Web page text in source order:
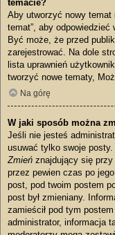
temacie?
Aby utworzyć nowy temat
temat”, aby odpowiedzieć
Być może, że przed
zarejestrować. Na dole
lista uprawnień
tworzyć nowe tematy,
Na górę
W jaki sposób można
Jeśli nie jesteś
usuwać tylko swoje
Zmień znajdujący się
przez pewien czas po
post, pod twoim postem
post był zmieniany.
zamieścił pod tym
administrator, informacja